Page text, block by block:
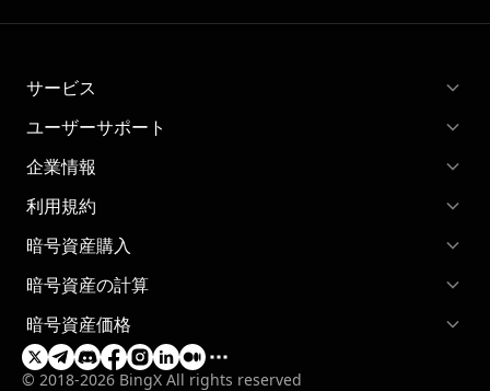
サービス
ユーザーサポート
企業情報
利用規約
暗号資産購入
暗号資産の計算
暗号資産価格
© 2018-2026 BingX All rights reserved